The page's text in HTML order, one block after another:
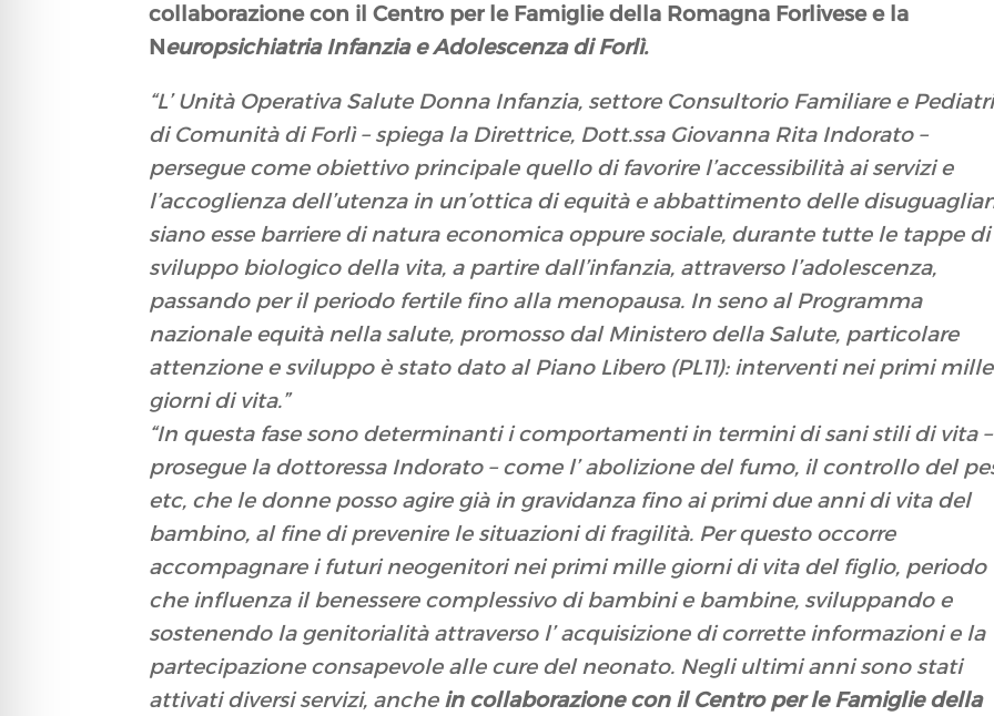
collaborazione con il Centro per le Famiglie della Romagna Forlivese e la
Neuropsichiatria Infanzia e Adolescenza di Forlì.
“L’ Unità Operativa Salute Donna Infanzia, settore Consultorio Familiare e
di Comunità di Forlì – spiega la Direttrice, Dott.ssa Giovanna Rita Indorato –
persegue come obiettivo principale quello di favorire l’accessibilità ai servizi e
l’accoglienza dell’utenza in un’ottica di equità e abbattimento delle
siano esse barriere di natura economica oppure sociale, durante tutte le tappe di
sviluppo biologico della vita, a partire dall’infanzia, attraverso l’adolescenza,
passando per il periodo fertile fino alla menopausa. In seno al Programma
nazionale equità nella salute, promosso dal Ministero della Salute, particolare
attenzione e sviluppo è stato dato al Piano Libero (PL11): interventi nei primi mille
giorni di vita.”
“In questa fase sono determinanti i comportamenti in termini di sani stili di vita –
prosegue la dottoressa Indorato – come l’ abolizione del fumo, il controllo del
etc, che le donne posso agire già in gravidanza fino ai primi due anni di vita del
bambino, al fine di prevenire le situazioni di fragilità. Per questo occorre
accompagnare i futuri neogenitori nei primi mille giorni di vita del figlio, periodo
che influenza il benessere complessivo di bambini e bambine, sviluppando e
sostenendo la genitorialità attraverso l’ acquisizione di corrette informazioni e la
partecipazione consapevole alle cure del neonato. Negli ultimi anni sono stati
attivati diversi servizi, anche in collaborazione con il Centro per le Famiglie della